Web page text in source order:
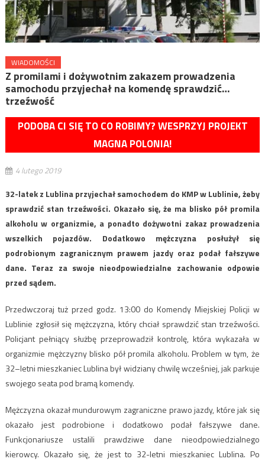
WIADOMOŚCI
Z promilami i dożywotnim zakazem prowadzenia
samochodu przyjechał na komendę sprawdzić…
trzeźwość
PODOBA CI SIĘ TO CO ROBIMY? WESPRZYJ PROJEKT
MAGNA POLONIA!
4 lutego 2019
32-latek z Lublina przyjechał samochodem do KMP w Lublinie, żeby
sprawdzić stan trzeźwości. Okazało się, że ma blisko pół promila
alkoholu w organizmie, a ponadto dożywotni zakaz prowadzenia
wszelkich pojazdów. Dodatkowo mężczyzna posłużył się
podrobionym zagranicznym prawem jazdy oraz podał fałszywe
dane. Teraz za swoje nieodpowiedzialne zachowanie odpowie
przed sądem.
Przedwczoraj tuż przed godz. 13:00 do Komendy Miejskiej Policji w
Lublinie zgłosił się mężczyzna, który chciał sprawdzić stan trzeźwości.
Policjant pełniący służbę przeprowadził kontrolę, która wykazała w
organizmie mężczyzny blisko pół promila alkoholu. Problem w tym, że
32–letni mieszkaniec Lublina był widziany chwilę wcześniej, jak parkuje
swojego seata pod bramą komendy.
Mężczyzna okazał mundurowym zagraniczne prawo jazdy, które jak się
okazało jest podrobione i dodatkowo podał fałszywe dane.
Funkcjonariusze ustalili prawdziwe dane nieodpowiedzialnego
kierowcy. Okazało się, że jest to 32-letni mieszkaniec Lublina. Po